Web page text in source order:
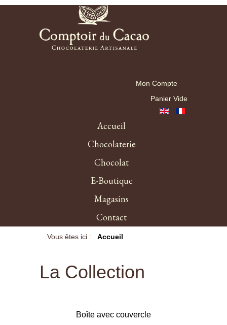
Mon Compte
Panier Vide
Accueil
Chocolaterie
Chocolat
E-Boutique
Magasins
Contact
Vous êtes ici : Accueil
La Collection
Boîte avec couvercle